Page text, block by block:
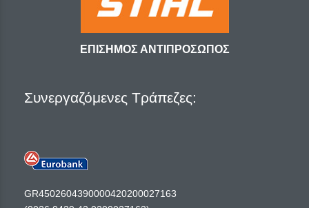
ΕΠΙΣΗΜΟΣ ΑΝΤΙΠΡΟΣΩΠΟΣ
Συνεργαζόμενες Τράπεζες:
GR4502604390000420200027163